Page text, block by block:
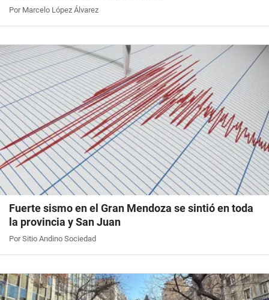
Por Marcelo López Álvarez
Fuerte sismo en el Gran Mendoza se sintió en toda
la provincia y San Juan
Por Sitio Andino Sociedad